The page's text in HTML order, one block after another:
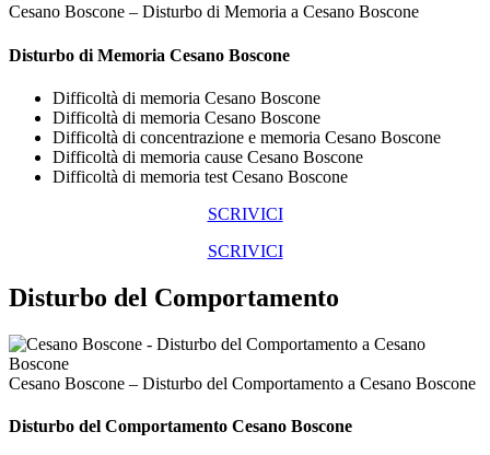
Cesano Boscone – Disturbo di Memoria a Cesano Boscone
Disturbo di Memoria Cesano Boscone
Difficoltà di memoria Cesano Boscone
Difficoltà di memoria Cesano Boscone
Difficoltà di concentrazione e memoria Cesano Boscone
Difficoltà di memoria cause Cesano Boscone
Difficoltà di memoria test Cesano Boscone
SCRIVICI
SCRIVICI
Disturbo del Comportamento
Cesano Boscone – Disturbo del Comportamento a Cesano Boscone
Disturbo del Comportamento Cesano Boscone